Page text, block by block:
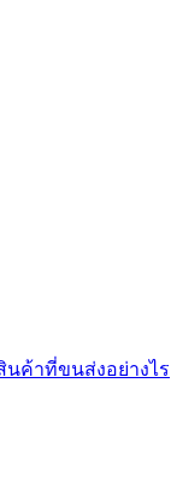
นค้าที่ขนส่งอย่างไร